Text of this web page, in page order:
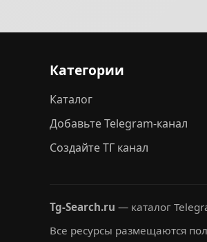
Категории
Каталог
Добавьте Telegram-канал
Создайте ТГ канал
Tg-Search.ru — каталог
Все ресурсы размещаются